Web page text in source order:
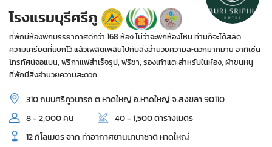
โรงแรมบุรีศรีภู
ที่พักมีห้องพักบรรยากาศดีกว่า 168 ห้อง ไม่ว่าจะพักห้องไหน ท่านก็จะได้สลัด
ความเครียดที่แบกไว้ แล้วเพลิดเพลินไปกับสิ่งอำนวยความสะดวกมากมาย อาทิเช่น
โทรทัศน์จอแบน, ฟรีกาแฟสำเร็จรูป, ฟรีชา, รองเท้าแตะสำหรับในห้อง, ผ้าขนหนู
ที่พักมีสิ่งอำนวยความสะดวก
310 ถนนศรีภูวนารถ ต.หาดใหญ่ อ.หาดใหญ่ จ.สงขลา 90110
8 - 2,000 คน
40 - 1,500 ตารางเมตร
12 กิโลเมตร จาก ท่าอากาศยานนานาชาติ หาดใหญ่